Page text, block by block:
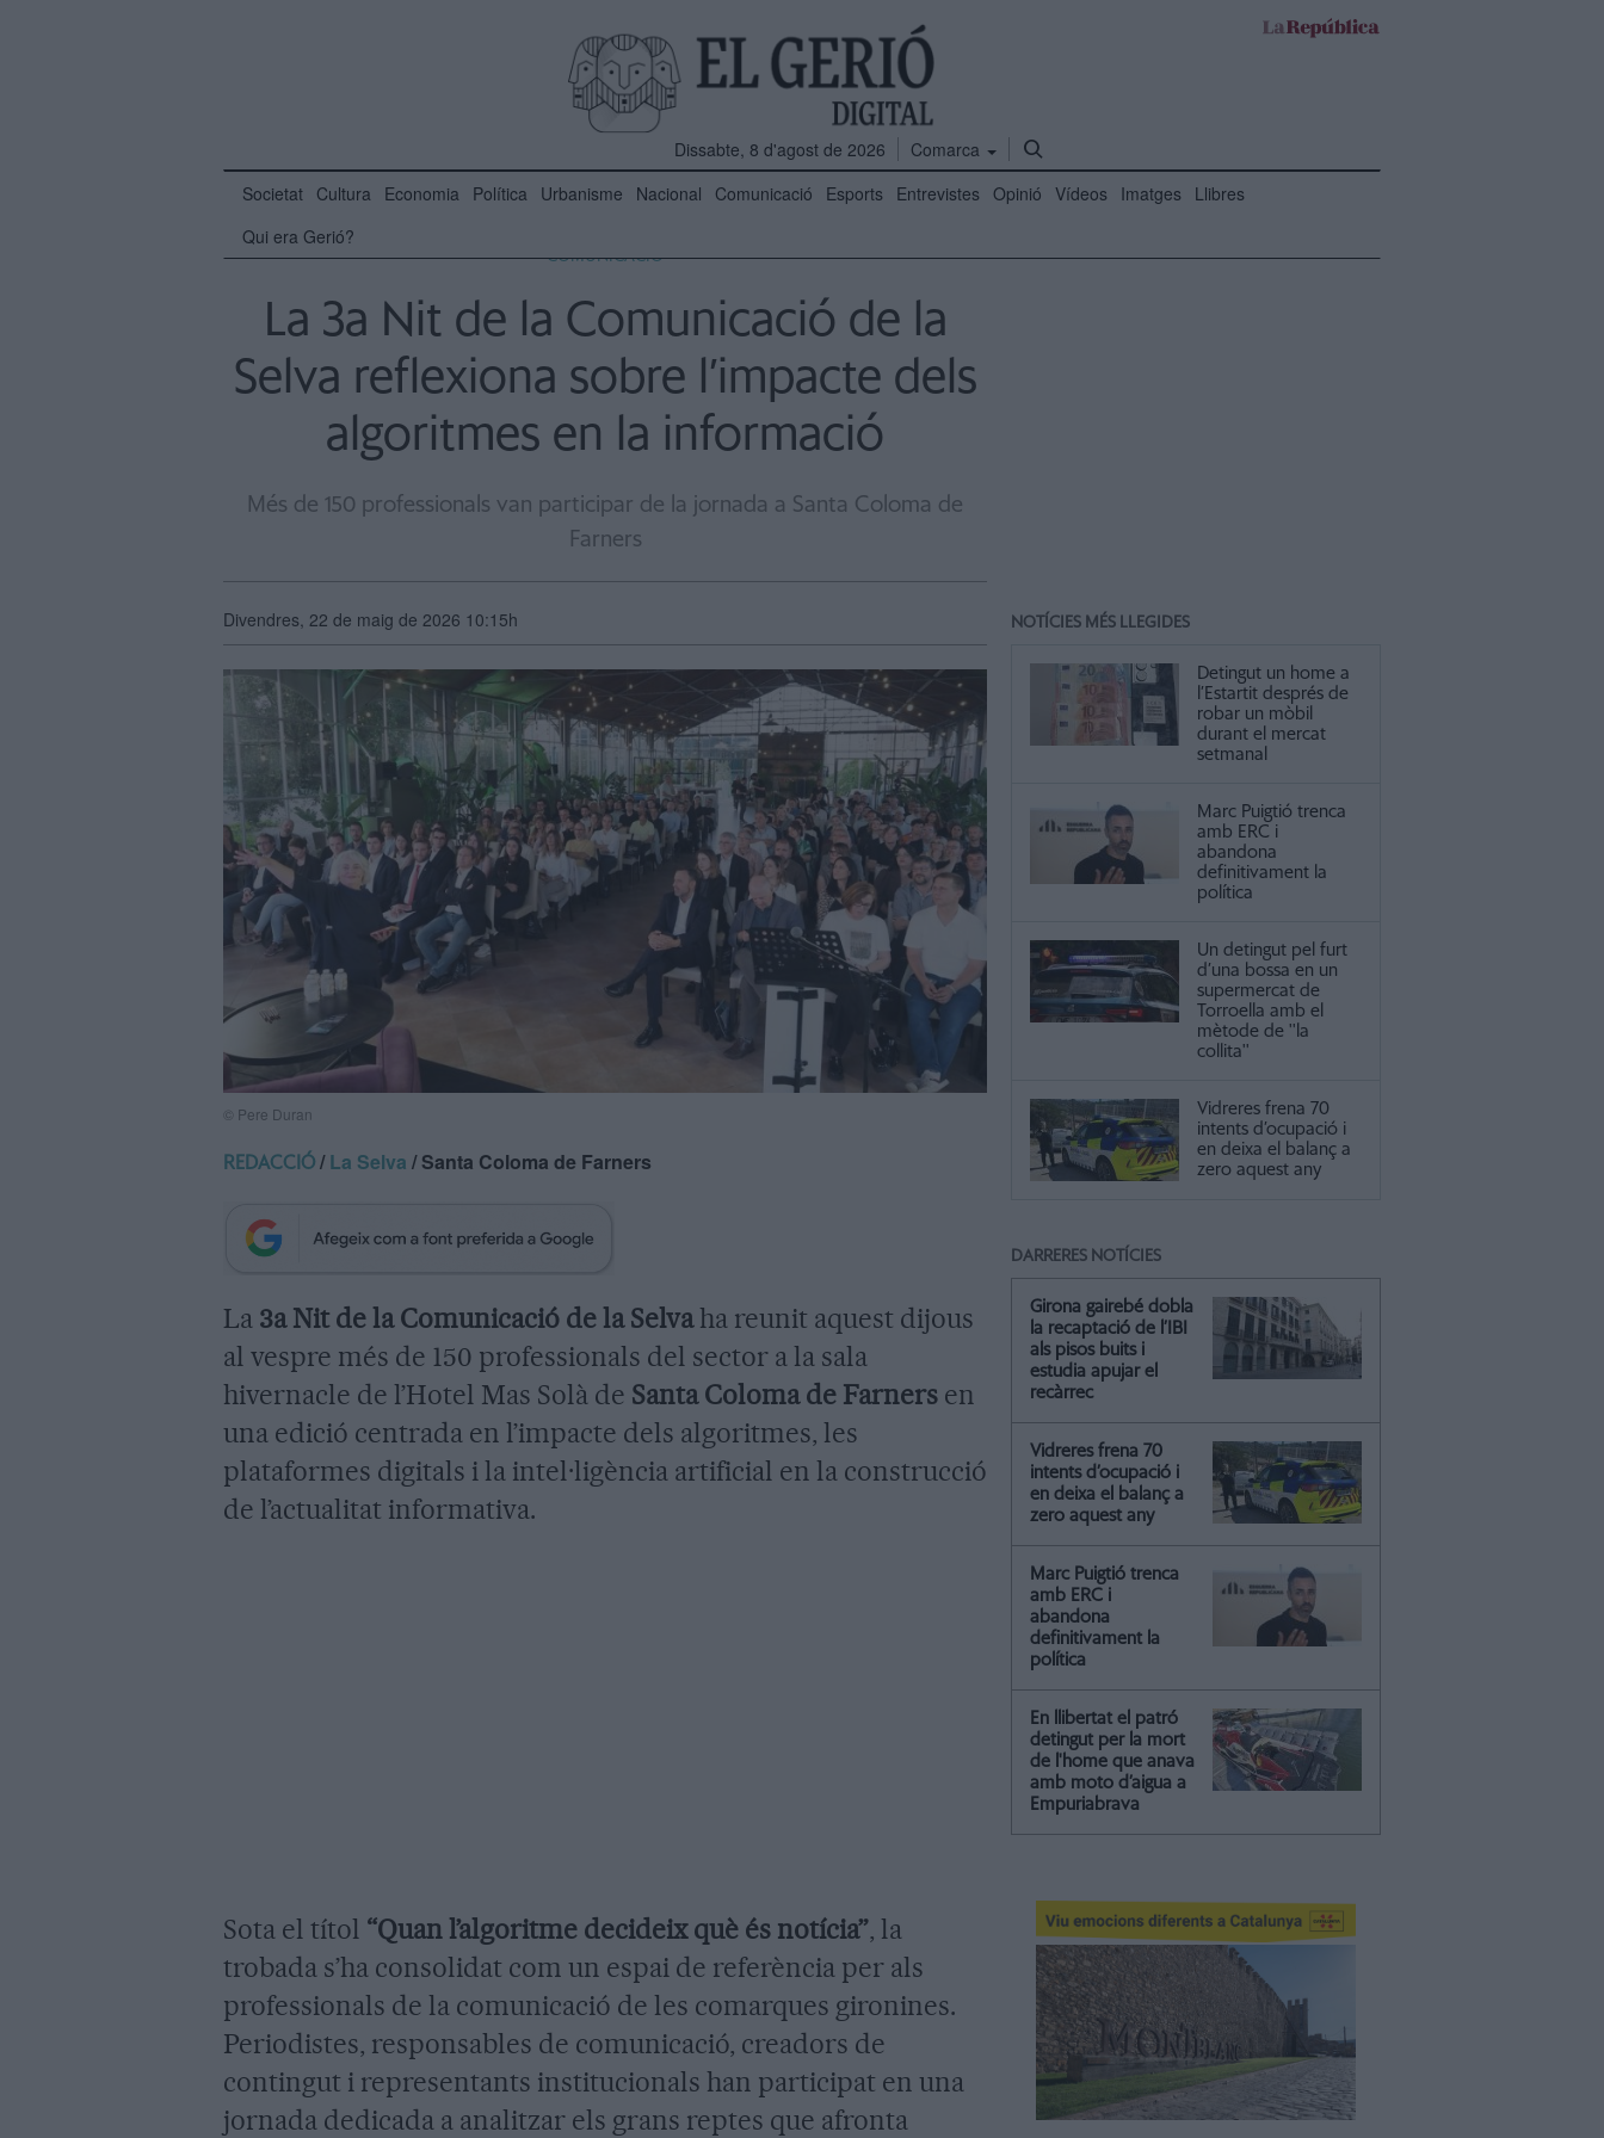
Dissabte, 8 d'agost de 2026
Comarca
Societat Cultura Economia Política Urbanisme Nacional Comunicació Esports Entrevistes Opinió Vídeos Imatges Llibres
Qui era Gerió?
COMUNICACIÓ
La 3a Nit de la Comunicació de la
Selva reflexiona sobre l’impacte dels
algoritmes en la informació
Més de 150 professionals van participar de la jornada a Santa Coloma de
Farners
Divendres, 22 de maig de 2026 10:15h
© Pere Duran
REDACCIÓ /La Selva / Santa Coloma de Farners
La 3a Nit de la Comunicació de la Selvaha reunit aquest dijous
al vespre més de 150 professionals del sector a la sala
hivernacle de l’Hotel Mas Solà de Santa Coloma de Farners en
una edició centrada en l’impacte dels algoritmes, les
plataformes digitals i la intel·ligència artificial en la construcció
de l’actualitat informativa.
Sota el títol “Quan l’algoritme decideix què és notícia”, la
trobada s’ha consolidat com un espai de referència per als
professionals de la comunicació de les comarques gironines.
Periodistes, responsables de comunicació, creadors de
contingut i representants institucionals han participat en una
jornada dedicada a analitzar els grans reptes que afronta
NOTÍCIES MÉS LLEGIDES
Detingut un home a
l’Estartit després de
robar un mòbil
durant el mercat
setmanal
Marc Puigtió trenca
amb ERC i
abandona
definitivament la
política
Un detingut pel furt
d’una bossa en un
supermercat de
Torroella amb el
mètode de ''la
collita''
Vidreres frena 70
intents d’ocupació i
en deixa el balanç a
zero aquest any
DARRERES NOTÍCIES
Girona gairebé dobla
la recaptació de l’IBI
als pisos buits i
estudia apujar el
recàrrec
Vidreres frena 70
intents d’ocupació i
en deixa el balanç a
zero aquest any
Marc Puigtió trenca
amb ERC i
abandona
definitivament la
política
En llibertat el patró
detingut per la mort
de l'home que anava
amb moto d’aigua a
Empuriabrava